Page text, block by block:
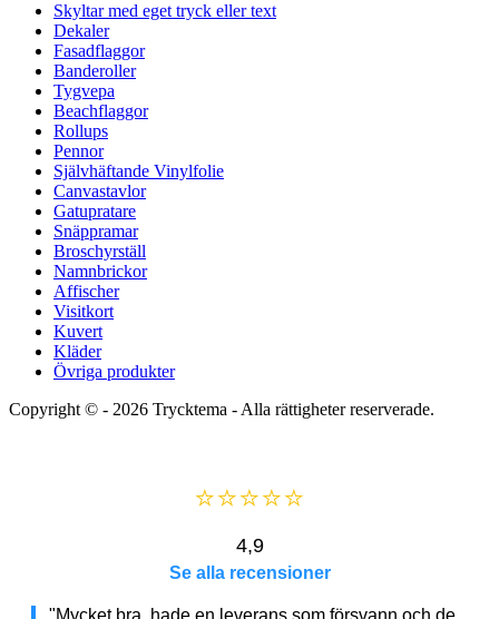
Skyltar med eget tryck eller text
Dekaler
Fasadflaggor
Banderoller
Tygvepa
Beachflaggor
Rollups
Pennor
Självhäftande Vinylfolie
Canvastavlor
Gatupratare
Snäppramar
Broschyrställ
Namnbrickor
Affischer
Visitkort
Kuvert
Kläder
Övriga produkter
Copyright © - 2026 Trycktema - Alla rättigheter reserverade.
⭐⭐⭐⭐⭐
4,9
Se alla recensioner